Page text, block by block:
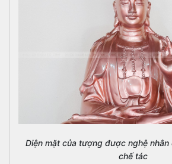
Diện mặt của tượng được nghệ
chế tác